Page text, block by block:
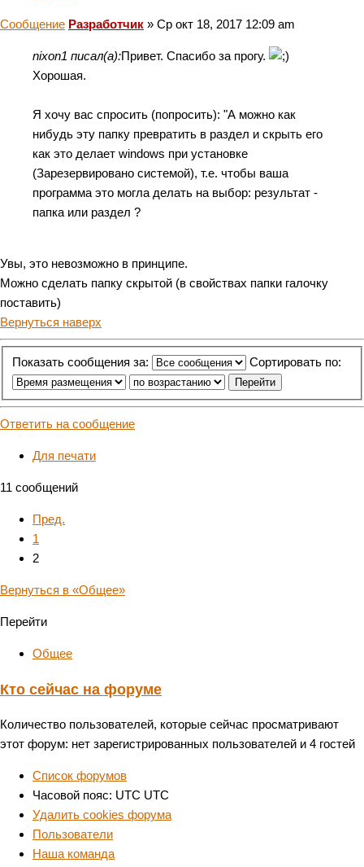
Сообщение Разработчик » Ср окт 18, 2017 12:09 am
nixon1 писал(а):Привет. Спасибо за прогу.
Хорошая.
Я хочу вас спросить (попросить): "А можно как
нибудь эту папку превратить в раздел и скрыть его
как это делает windows при установке
(Зарезервировано системой), т.е. чтобы ваша
программа это могла делать на выбор: результат -
папка или раздел ?
Увы, это невозможно в принципе.
Можно сделать папку скрытой (в свойствах папки галочку
поставить)
Вернуться наверх
Показать сообщения за: Сортировать по:
Ответить на сообщение
Для печати
11 сообщений
Пред.
1
2
Вернуться в «Общее»
Перейти
Общее
Кто сейчас на форуме
Количество пользователей, которые сейчас просматривают
этот форум: нет зарегистрированных пользователей и 4 гостей
Список форумов
Часовой пояс: UTC UTC
Удалить cookies форума
Пользователи
Наша команда